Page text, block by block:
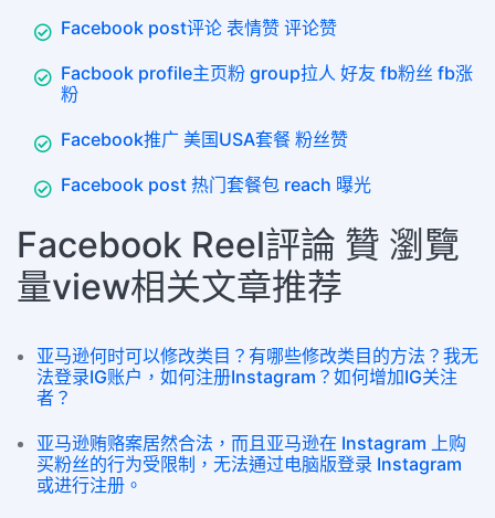
Facebook post评论 表情赞 评论赞
Facbook profile主页粉 group拉人 好友 fb粉丝 fb涨
粉
Facebook推广 美国USA套餐 粉丝赞
Facebook post 热门套餐包 reach 曝光
Facebook Reel評論 贊 瀏覽
量view相关文章推荐
亚马逊何时可以修改类目？有哪些修改类目的方法？我无
法登录IG账户，如何注册Instagram？如何增加IG关注
者？
亚马逊贿赂案居然合法，而且亚马逊在 Instagram 上购
买粉丝的行为受限制，无法通过电脑版登录 Instagram
或进行注册。